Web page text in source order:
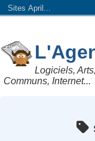
Sites April...
Logiciels,
Communs, Internet...